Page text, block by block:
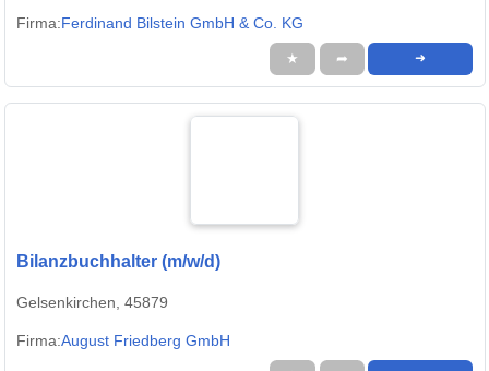
Firma:Ferdinand Bilstein GmbH & Co. KG
★ ➦ ➜
Bilanzbuchhalter (m/w/d)
Gelsenkirchen, 45879
Firma:August Friedberg GmbH